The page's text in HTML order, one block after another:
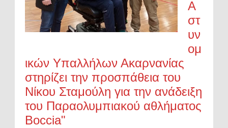
Α
στ
υν
ομ
ικών Υπαλλήλων Ακαρνανίας
στηρίζει την προσπάθεια του
Νίκου Σταμούλη για την ανάδειξη
του Παραολυμπιακού αθλήματος
Boccia"